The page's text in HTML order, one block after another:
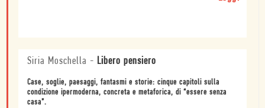
Siria Moschella - Libero pensiero
Case, soglie, paesaggi, fantasmi e storie: cinque capitoli sulla
condizione ipermoderna, concreta e metaforica, di “essere senza
casa”.